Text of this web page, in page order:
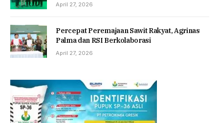
April 27, 2026
Percepat Peremajaan Sawit Rakyat, Agrinas
Palma dan RSI Berkolaborasi
April 27, 2026